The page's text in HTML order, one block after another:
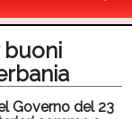
buoni
Governo del 23